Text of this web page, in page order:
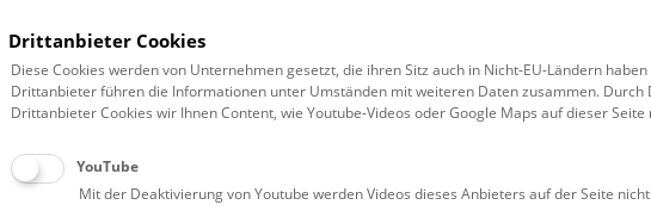
Erwachsene (0)
Familien (0)
Führungen &
Kulinarik &
Drittanbieter Cookies
Diese Cookies werden von Unternehmen gesetzt, die ihren Sitz auch in Nicht-EU-Ländern haben
Drittanbieter führen die Informationen unter Umständen mit weiteren Daten zusammen. Durch
Drittanbieter Cookies wir Ihnen Content, wie Youtube-Videos oder Google Maps auf dieser
YouTube
Mit der Deaktivierung von Youtube werden Videos dieses Anbieters auf der Seite